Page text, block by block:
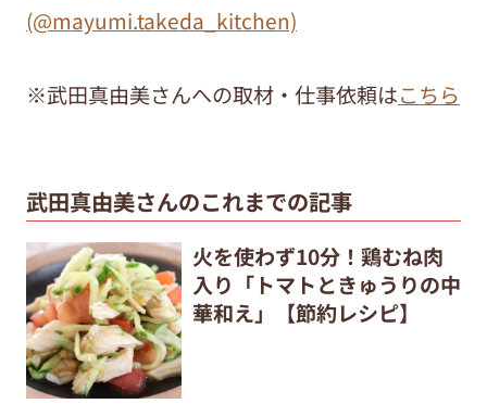
(@mayumi.takeda_kitchen)
※武田真由美さんへの取材・仕事依頼はこちら
武田真由美さんのこれまでの記事
火を使わず10分！鶏むね肉
入り「トマトときゅうりの中
華和え」【節約レシピ】